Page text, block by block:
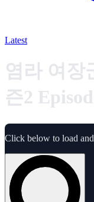
Latest
염라 여장
즌2
Click below to load